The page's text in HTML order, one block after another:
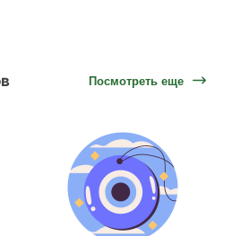
Посмотреть еще